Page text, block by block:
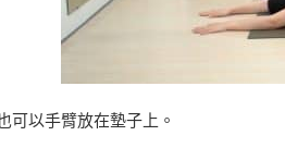
可以手臂放在墊子上。